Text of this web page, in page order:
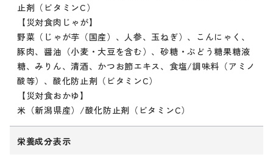
止剤（ビタミンC）
【災対食肉じゃが】
野菜（じゃが芋（国産）、人参、玉ねぎ）、こんにゃく、
豚肉、醤油（小麦・大豆を含む）、砂糖・ぶどう糖果糖液
糖、みりん、清酒、かつお節エキス、食塩/調味料（アミノ
酸等）、酸化防止剤（ビタミンC）
【災対食おかゆ】
米（新潟県産）/酸化防止剤（ビタミンC）
栄養成分表示